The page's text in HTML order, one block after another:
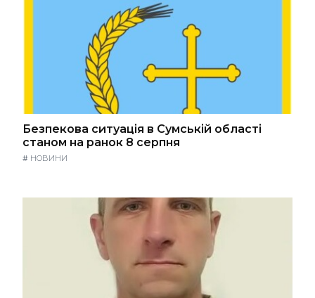
Безпекова ситуація в Сумській області
станом на ранок 8 серпня
# НОВИНИ